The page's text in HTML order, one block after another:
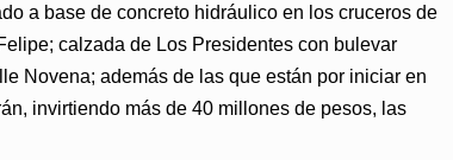
a base de concreto hidráulico en los cruceros de
calzada de Los Presidentes con bulevar
Novena; además de las que están por iniciar en
invirtiendo más de 40 millones de pesos, las